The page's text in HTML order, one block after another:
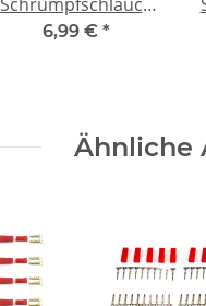
Big Box 560 tlg.
6,99 € *
Ähnliche